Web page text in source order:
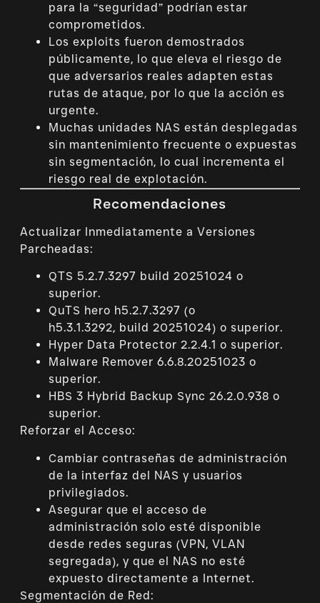
para la “seguridad” podrían estar
comprometidos.
Los exploits fueron demostrados
públicamente, lo que eleva el riesgo de
que adversarios reales adapten estas
rutas de ataque, por lo que la acción es
urgente.
Muchas unidades NAS están desplegadas
sin mantenimiento frecuente o expuestas
sin segmentación, lo cual incrementa el
riesgo real de explotación.
Recomendaciones
Actualizar Inmediatamente a Versiones
Parcheadas:
QTS 5.2.7.3297 build 20251024 o
superior.
QuTS hero h5.2.7.3297 (o
h5.3.1.3292, build 20251024) o superior.
Hyper Data Protector 2.2.4.1 o superior.
Malware Remover 6.6.8.20251023 o
superior.
HBS 3 Hybrid Backup Sync 26.2.0.938 o
superior.
Reforzar el Acceso:
Cambiar contraseñas de administración
de la interfaz del NAS y usuarios
privilegiados.
Asegurar que el acceso de
administración solo esté disponible
desde redes seguras (VPN, VLAN
segregada), y que el NAS no esté
expuesto directamente a Internet.
Segmentación de Red: